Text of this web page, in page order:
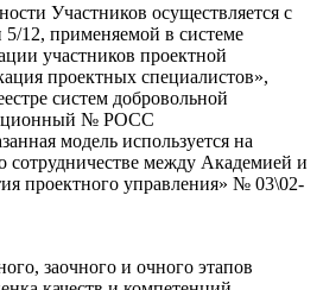
Участников осуществляется с
12, применяемой в системе
участников проектной
проектных специалистов»,
систем добровольной
№ РОСС
модель используется на
сотрудничестве между Академией и
проектного управления» № 03\02-
заочного и очного этапов